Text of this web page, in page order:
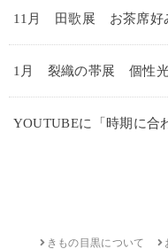
11月 田歌展 お茶席好
1月 裂織の帯展 個性光
YOUTUBEに「時期に合
きもの目黒について